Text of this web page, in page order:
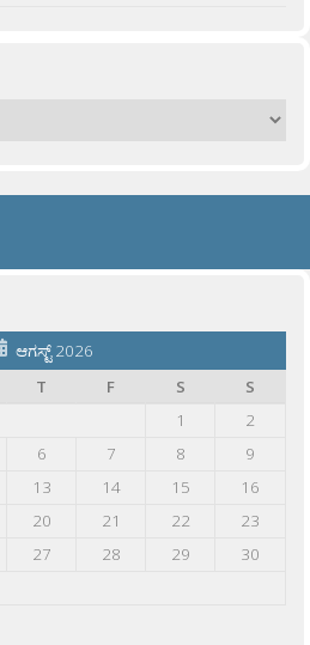
ಆಗಸ್ಟ್ 2026
T F S
S
1
2
6 7 8
9
13 14 15
16
20 21 22
23
27 28 29
30